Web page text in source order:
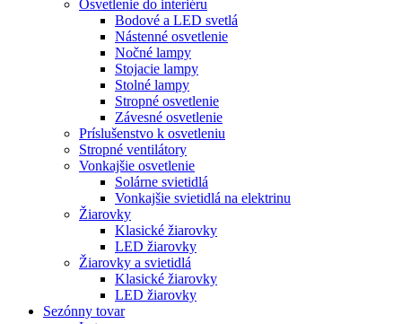
Osvetlenie do interiéru
Bodové a LED svetlá
Nástenné osvetlenie
Nočné lampy
Stojacie lampy
Stolné lampy
Stropné osvetlenie
Závesné osvetlenie
Príslušenstvo k osvetleniu
Stropné ventilátory
Vonkajšie osvetlenie
Solárne svietidlá
Vonkajšie svietidlá na elektrinu
Žiarovky
Klasické žiarovky
LED žiarovky
Žiarovky a svietidlá
Klasické žiarovky
LED žiarovky
Sezónny tovar